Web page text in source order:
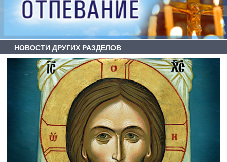
НОВОСТИ ДРУГИХ РАЗДЕЛОВ